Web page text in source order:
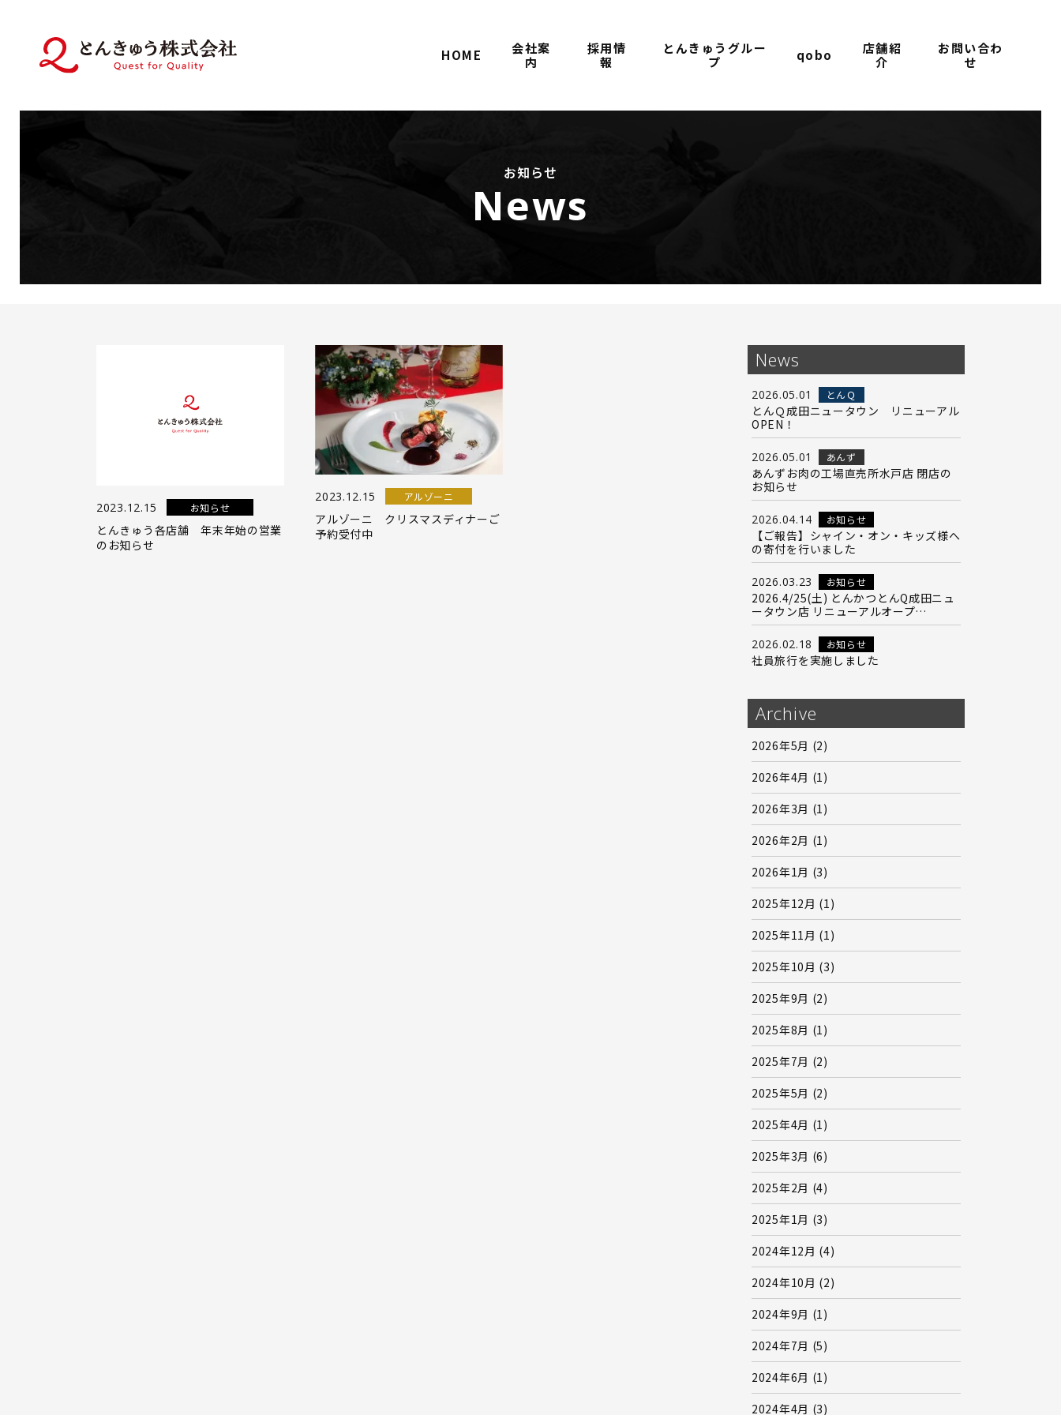
HOME
会社案
内
採用情
報
とんきゅうグルー
プ
qobo
店舗紹
介
お問い合わ
せ
お知らせ
News
2023.12.15 お知らせ
とんきゅう各店舗 年末年始の営業
のお知らせ
2023.12.15 アルゾーニ
アルゾーニ クリスマスディナーご
予約受付中
News
2026.05.01 とんＱ
とんＱ成田ニュータウン リニューアル
OPEN！
2026.05.01 あんず
あんずお肉の工場直売所水戸店 閉店の
お知らせ
2026.04.14 お知らせ
【ご報告】シャイン・オン・キッズ様へ
の寄付を行いました
2026.03.23 お知らせ
2026.4/25(土) とんかつとんQ成田ニュ
ータウン店 リニューアルオープ…
2026.02.18 お知らせ
社員旅行を実施しました
Archive
2026年5月 (2)
2026年4月 (1)
2026年3月 (1)
2026年2月 (1)
2026年1月 (3)
2025年12月 (1)
2025年11月 (1)
2025年10月 (3)
2025年9月 (2)
2025年8月 (1)
2025年7月 (2)
2025年5月 (2)
2025年4月 (1)
2025年3月 (6)
2025年2月 (4)
2025年1月 (3)
2024年12月 (4)
2024年10月 (2)
2024年9月 (1)
2024年7月 (5)
2024年6月 (1)
2024年4月 (3)